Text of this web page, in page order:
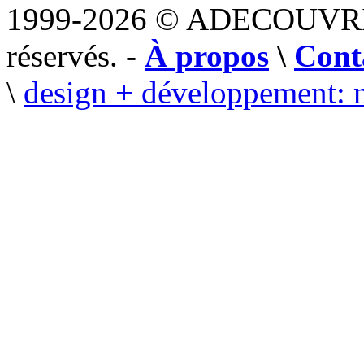
1999-2026 ©
réservés. - À propos \
\ design + développement: